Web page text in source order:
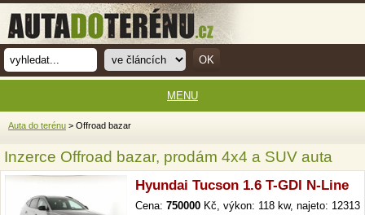
Auta do terénu > Offroad bazar
Inzerce Offroad bazar, prodám 4x4 a SUV auta
Hyundai Tucson 1.6 T-GDI N-Line
Cena: 750000 Kč, výkon: 118 kw, najeto: 12313
MENU